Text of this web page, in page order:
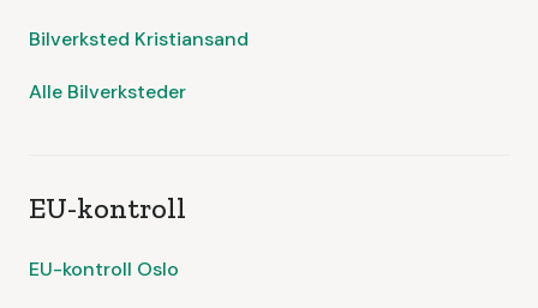
Bilverksted Kristiansand
Alle Bilverksteder
EU-kontroll
EU-kontroll Oslo